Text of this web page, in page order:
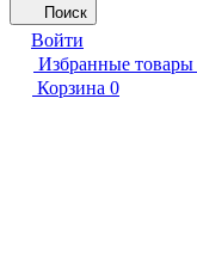
Поиск
Войти
Избранные товары
Корзина 0